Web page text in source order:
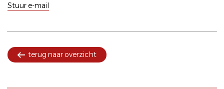
Stuur e-mail
terug naar overzicht